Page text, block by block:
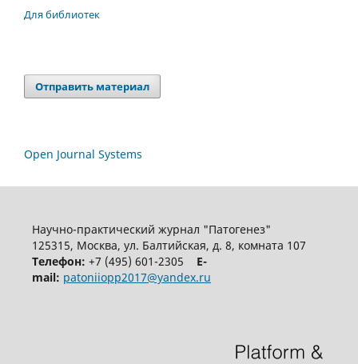
Для библиотек
Отправить материал
Open Journal Systems
Научно-практический журнал "Патогенез"
125315, Москва, ул. Балтийская, д. 8, комната 107
Телефон: +7 (495) 601-2305 E-
mail: patoniiopp2017@yandex.ru